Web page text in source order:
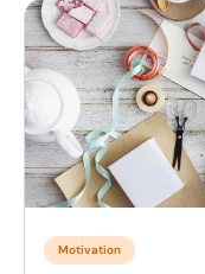
Motivation